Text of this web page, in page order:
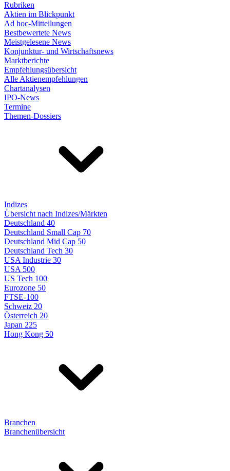
Rubriken
Aktien im Blickpunkt
Ad hoc-Mitteilungen
Bestbewertete News
Meistgelesene News
Konjunktur- und Wirtschaftsnews
Marktberichte
Empfehlungsübersicht
Alle Aktienempfehlungen
Chartanalysen
IPO-News
Termine
Themen-Dossiers
Indizes
Übersicht nach Indizes/Märkten
Deutschland 40
Deutschland Small Cap 70
Deutschland Mid Cap 50
Deutschland Tech 30
USA Industrie 30
USA 500
US Tech 100
Eurozone 50
FTSE-100
Schweiz 20
Österreich 20
Japan 225
Hong Kong 50
Branchen
Branchenübersicht